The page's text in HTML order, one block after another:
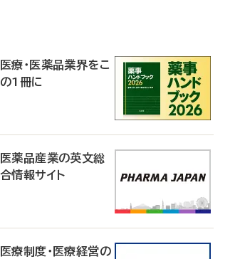
医療・医薬品業界をこ
の1冊に
医薬品産業の英文総
合情報サイト
医療制度・医療経営の